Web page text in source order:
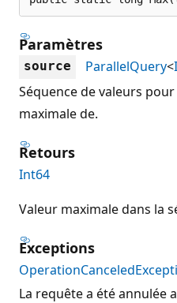
Paramètres
source ParallelQuery<
Séquence de valeurs
maximale de.
Retours
Int64
Valeur maximale dans la
Exceptions
La requête a été annulée